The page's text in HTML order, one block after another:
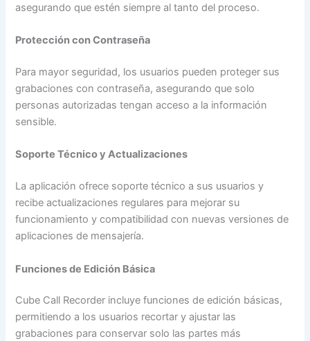
asegurando que estén siempre al tanto del proceso.
Protección con Contraseña
Para mayor seguridad, los usuarios pueden proteger sus
grabaciones con contraseña, asegurando que solo
personas autorizadas tengan acceso a la información
sensible.
Soporte Técnico y Actualizaciones
La aplicación ofrece soporte técnico a sus usuarios y
recibe actualizaciones regulares para mejorar su
funcionamiento y compatibilidad con nuevas versiones de
aplicaciones de mensajería.
Funciones de Edición Básica
Cube Call Recorder incluye funciones de edición básicas,
permitiendo a los usuarios recortar y ajustar las
grabaciones para conservar solo las partes más